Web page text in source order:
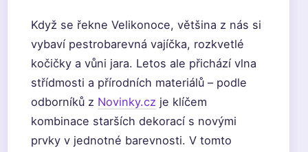
Když se řekne Velikonoce, většina z nás si
vybaví pestrobarevná vajíčka, rozkvetlé
kočičky a vůni jara. Letos ale přichází vlna
střídmosti a přírodních materiálů – podle
odborníků z Novinky.cz je klíčem
kombinace starších dekorací s novými
prvky v jednotné barevnosti. V tomto